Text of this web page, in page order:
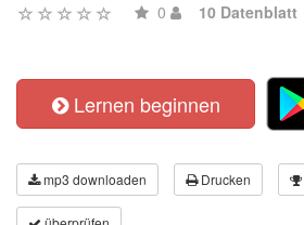
0 10 Datenblatt
Lernen beginnen
mp3 downloaden Drucken